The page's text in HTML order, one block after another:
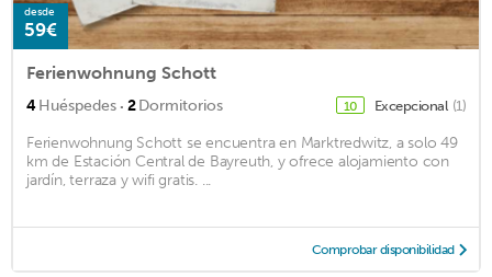
desde
59€
Ferienwohnung Schott
4Huéspedes · 2Dormitorios 10 Excepcional (1)
Ferienwohnung Schott se encuentra en Marktredwitz, a solo 49
km de Estación Central de Bayreuth, y ofrece alojamiento con
jardín, terraza y wifi gratis. ...
Comprobar disponibilidad